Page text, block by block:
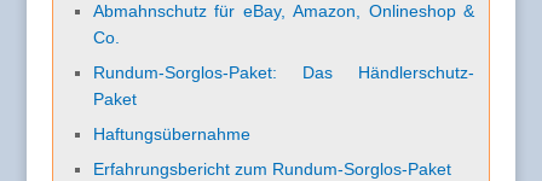
Abmahnschutz für eBay, Amazon, Onlineshop &
Co.
Rundum-Sorglos-Paket: Das Händlerschutz-
Paket
Haftungsübernahme
Erfahrungsbericht zum Rundum-Sorglos-Paket